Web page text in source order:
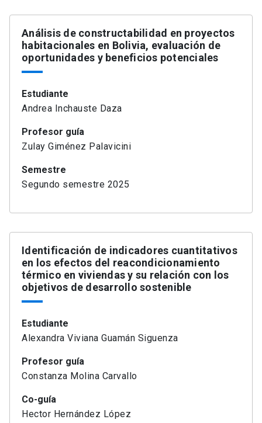
Análisis de constructabilidad en proyectos
habitacionales en Bolivia, evaluación de
oportunidades y beneficios potenciales
Estudiante
Andrea Inchauste Daza
Profesor guía
Zulay Giménez Palavicini
Semestre
Segundo semestre 2025
Identificación de indicadores cuantitativos
en los efectos del reacondicionamiento
térmico en viviendas y su relación con los
objetivos de desarrollo sostenible
Estudiante
Alexandra Viviana Guamán Siguenza
Profesor guía
Constanza Molina Carvallo
Co-guía
Hector Hernández López